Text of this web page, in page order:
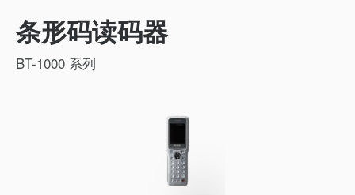
条形码读码器
BT-1000 系列